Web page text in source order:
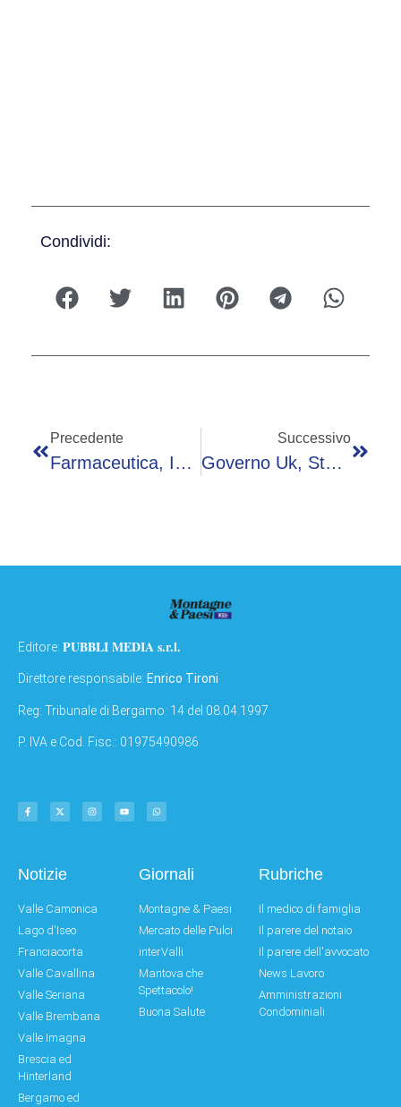
Condividi:
Precedente
Farmaceutica, Innocenti (Chiesi): “Aria Pulita E Prevenzione, Dai Giovani Passa Il Futuro”
Successivo
Governo Uk, Starmer Sempre Più In Crisi: Streeting In Campo, Burnham Attende Il Via Libera
Editore: PUBBLI MEDIA s.r.l.
Direttore responsabile: Enrico Tironi
Reg: Tribunale di Bergamo: 14 del 08.04.1997
P. IVA e Cod. Fisc.: 01975490986
Notizie
Valle Camonica
Lago d'Iseo
Franciacorta
Valle Cavallina
Valle Seriana
Valle Brembana
Valle Imagna
Brescia ed
Hinterland
Bergamo ed
Giornali
Montagne & Paesi
Mercato delle Pulci
interValli
Mantova che
Spettacolo!
Buona Salute
Rubriche
Il medico di famiglia
Il parere del notaio
Il parere dell'avvocato
News Lavoro
Amministrazioni
Condominiali